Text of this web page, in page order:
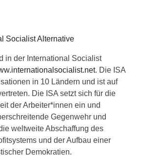
in der International Socialist
. Die ISA
in 10 Ländern und ist auf
Die ISA setzt sich für die
der Arbeiter*innen ein und
Gegenwehr und
weltweite Abschaffung des
und der Aufbau einer
Demokratien.